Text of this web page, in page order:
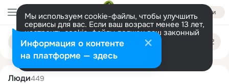
Войти
Мы используем cookie-файлы, чтобы улучшить
сервисы для вас. Если ваш возраст менее 13 лет,
настроить cookie-файлы должен ваш законный
представитель. Больше информации
Разрешить все Настроить
Поиск
людям
davronbek abdullaev
Люди449
Информация о контенте
на платформе — здесь